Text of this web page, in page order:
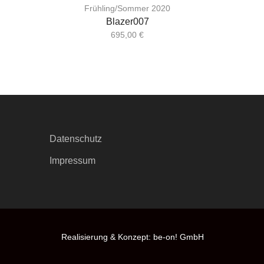
Frühling/Sommer 2020
Blazer007
695,00€
Datenschutz
Impressum
Realisierung & Konzept: be-on! GmbH